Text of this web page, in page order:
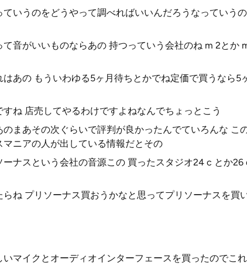
いうのをどうやって調べればいいんだろうなっていう
音がいいものならあの 持つっていう会社のね m 2とか
あの もういわゆる5ヶ月待ちとかでね定価で買うなら5
ね 店売してやるわけですよねなんでちょっとこう
まあその次ぐらいで評判が良かったんでていろんな こ
ニアの人が出している情報だとその
ナスという会社の音源この 買ったスタジオ24 c とか
ね プリソーナス買おうかなと思ってプリソーナスを買
マイクとオーディオインターフェースを買ったのでこ